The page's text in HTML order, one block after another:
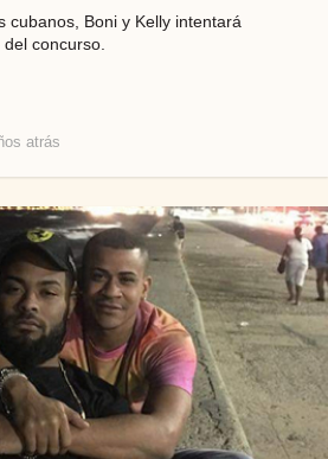
cubanos, Boni y Kelly intentará
concurso.
atrás
o
s
t
r
á
s